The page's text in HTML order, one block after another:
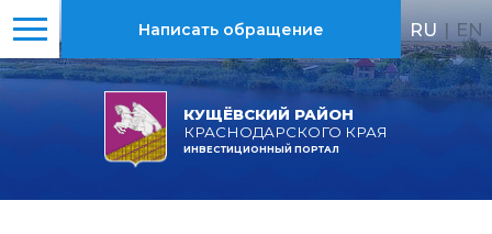
КУЩЁВСКИЙ РАЙОН
КРАСНОДАРСКОГО КРАЯ
ИНВЕСТИЦИОННЫЙ ПОРТАЛ
Написать обращение RU | EN